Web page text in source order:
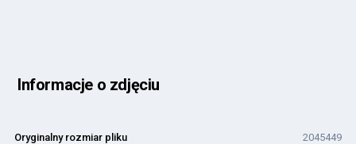
Informacje o zdjęciu
Oryginalny rozmiar pliku 2045449